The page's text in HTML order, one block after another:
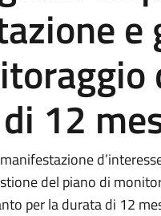
e
12
del piano di
per la durata di 12